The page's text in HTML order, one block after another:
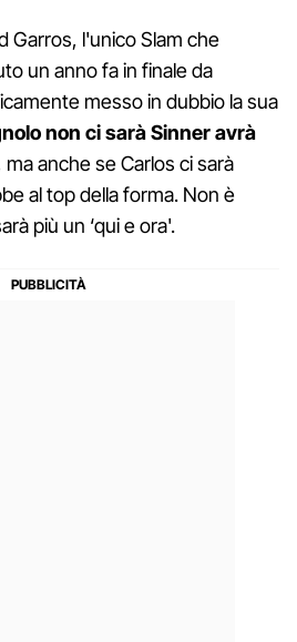
Garros, l'unico Slam che
un anno fa in finale da
messo in dubbio la sua
non ci sarà Sinner avrà
ma anche se Carlos ci sarà
al top della forma. Non è
più un ‘qui e ora'.